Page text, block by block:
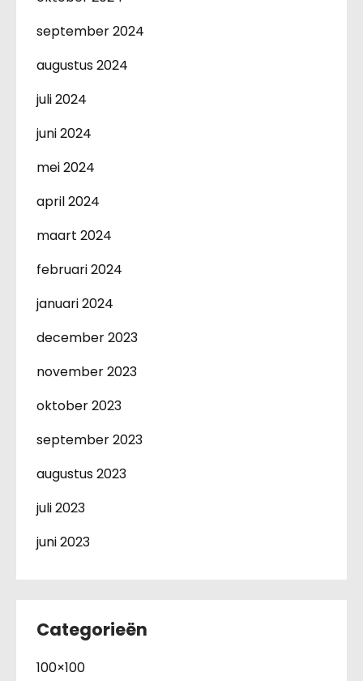
september 2024
augustus 2024
juli 2024
juni 2024
mei 2024
april 2024
maart 2024
februari 2024
januari 2024
december 2023
november 2023
oktober 2023
september 2023
augustus 2023
juli 2023
juni 2023
Categorieën
100×100